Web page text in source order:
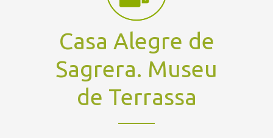
Casa Alegre de
Sagrera. Museu
de Terrassa